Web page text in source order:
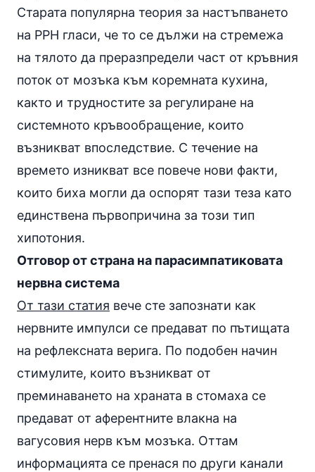
Старата популярна теория за настъпването
на PPH гласи, че то се дължи на стремежа
на тялото да преразпредели част от кръвния
поток от мозъка към коремната кухина,
както и трудностите за регулиране на
системното кръвообращение, които
възникват впоследствие. С течение на
времето изникват все повече нови факти,
които биха могли да оспорят тази теза като
единствена първопричина за този тип
хипотония.
Отговор от страна на парасимпатиковата
нервна система
От тази статия вече сте запознати как
нервните импулси се предават по пътищата
на рефлексната верига. По подобен начин
стимулите, които възникват от
преминаването на храната в стомаха се
предават от аферентните влакна на
вагусовия нерв към мозъка. Оттам
информацията се пренася по други канали